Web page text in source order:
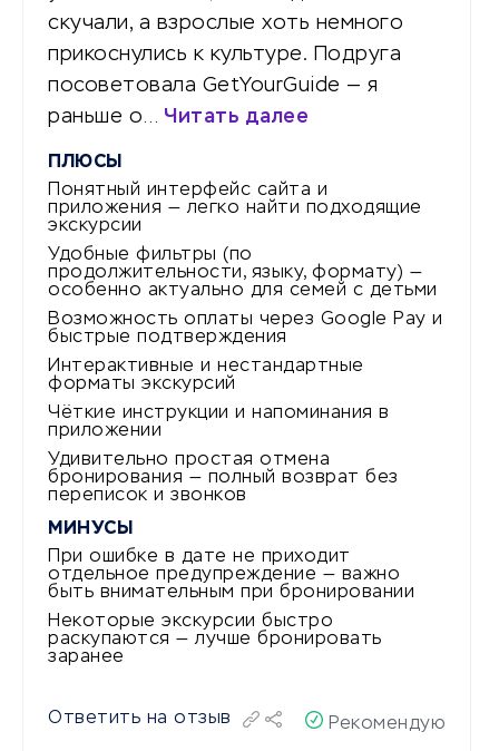
скучали, а взрослые хоть немного
прикоснулись к культуре. Подруга
посоветовала GetYourGuide — я
раньше о… Читать далее
ПЛЮСЫ
Понятный интерфейс сайта и
приложения — легко найти подходящие
экскурсии
Удобные фильтры (по
продолжительности, языку, формату) —
особенно актуально для семей с детьми
Возможность оплаты через Google Pay и
быстрые подтверждения
Интерактивные и нестандартные
форматы экскурсий
Чёткие инструкции и напоминания в
приложении
Удивительно простая отмена
бронирования — полный возврат без
переписок и звонков
МИНУСЫ
При ошибке в дате не приходит
отдельное предупреждение — важно
быть внимательным при бронировании
Некоторые экскурсии быстро
раскупаются — лучше бронировать
заранее
Ответить на отзыв Рекомендую